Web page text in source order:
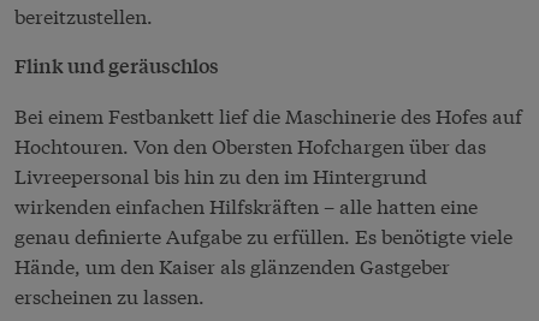
bereitzustellen.
Flink und geräuschlos
Bei einem Festbankett lief die Maschinerie des Hofes auf
Hochtouren. Von den Obersten Hofchargen über das
Livreepersonal bis hin zu den im Hintergrund
wirkenden einfachen Hilfskräften – alle hatten eine
genau definierte Aufgabe zu erfüllen. Es benötigte viele
Hände, um den Kaiser als glänzenden Gastgeber
erscheinen zu lassen.